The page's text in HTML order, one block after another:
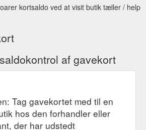
kortsaldo ved at visit butik tæller / help
af gavekort
Tag gavekortet med til en
hos den forhandler eller
der har udstedt